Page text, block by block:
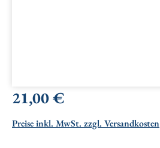
Regulärer Preis:
21,00 €
Preise inkl. MwSt. zzgl. Versandkosten